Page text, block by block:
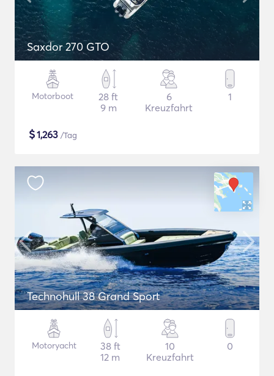
Saxdor 270 GTO
Motorboot
28 ft
9 m
6
Kreuzfahrt
1
$1,263 /Tag
Technohull 38 Grand Sport
Motoryacht
38 ft
12 m
10
Kreuzfahrt
0